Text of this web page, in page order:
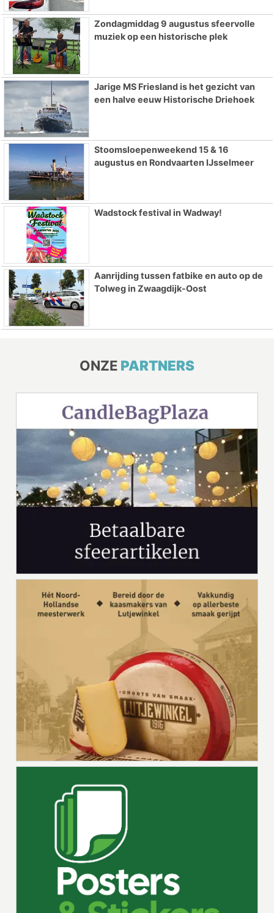
Zondagmiddag 9 augustus sfeervolle
muziek op een historische plek
Jarige MS Friesland is het gezicht van
een halve eeuw Historische Driehoek
Stoomsloepenweekend 15 & 16
augustus en Rondvaarten IJsselmeer
Wadstock festival in Wadway!
Aanrijding tussen fatbike en auto op de
Tolweg in Zwaagdijk-Oost
ONZE PARTNERS